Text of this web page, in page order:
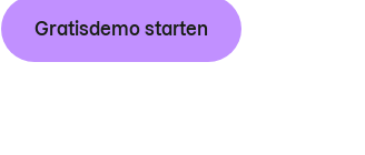
Gratisdemo starten